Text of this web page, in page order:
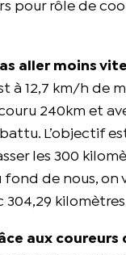
pour rôle de
aller moins
à 12,7 km/h de
240km et
L’objectif
les 300
de nous, on
304,29
aux